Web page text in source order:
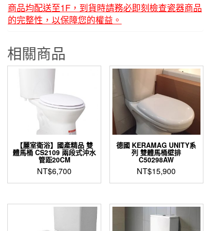
式
水
數
量
商品均配送至1F，到貨時請務必即刻檢查瓷器商品
的完整性，以保障您的權益。
相關商品
【麗室衛浴】國產精品 雙
體馬桶 CS2109 兩段式沖水
管距20CM
NT$6,700
德國 KERAMAG UNITY系
列 雙體馬桶壁排
C50298AW
NT$15,900